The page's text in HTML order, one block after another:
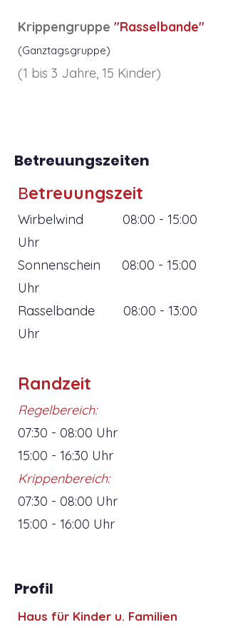
Krippengruppe "Rasselbande"
(Ganztagsgruppe)
(1 bis 3 Jahre, 15 Kinder)
Betreuungszeiten
Betreuungszeit
Wirbelwind 08:00 - 15:00
Uhr
Sonnenschein 08:00 - 15:00
Uhr
Rasselbande 08:00 - 13:00
Uhr
Randzeit
Regelbereich:
07:30 - 08:00 Uhr
15:00 - 16:30 Uhr
Krippenbereich:
​07:30 - 08:00 Uhr
15:00 - 16:00 Uhr
Profil
Haus für Kinder u. Familien